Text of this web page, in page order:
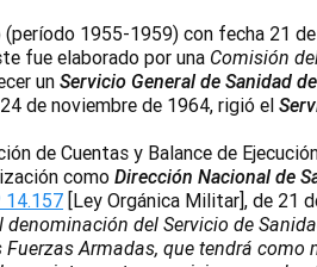
(período 1955-1959) con fecha 21
fue elaborado por una Comisión
un Servicio General de Sanidad
de noviembre de 1964, rigió el
de Cuentas y Balance de
como Dirección Nacional de
14.157 [Ley Orgánica Militar], de 21
denominación del Servicio de
Armadas, que tendrá